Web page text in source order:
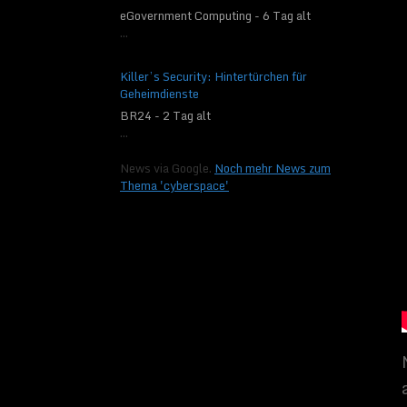
erklärt werden
Pringle Chips“
was die
Während es
Hologramm ist,
gespeichert
eGovernment Computing - 6 Tag alt
...
Killer’s Security: Hintertürchen für
Geheimdienste
BR24 - 2 Tag alt
...
News via Google. Noch mehr News zum
Thema 'cyberspace'